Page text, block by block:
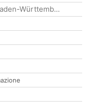
Württemb...